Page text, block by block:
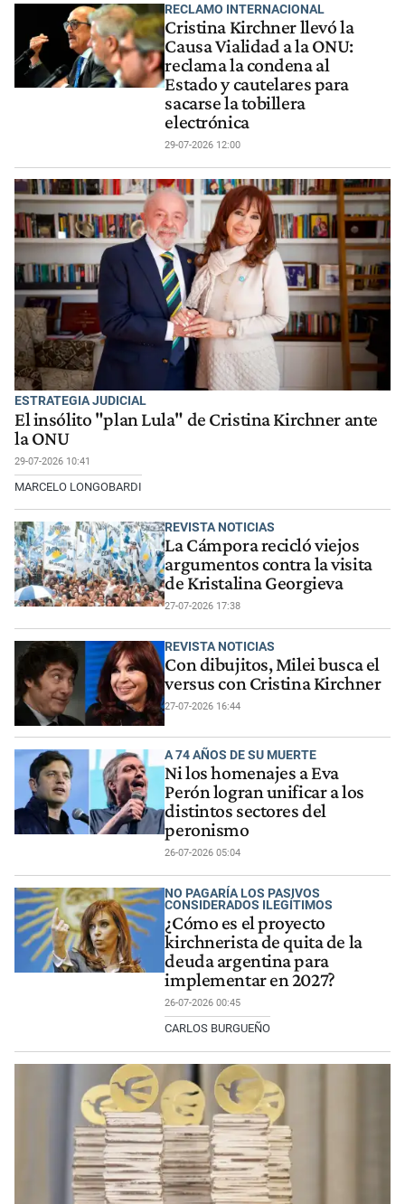
RECLAMO INTERNACIONAL
Cristina Kirchner llevó la
Causa Vialidad a la ONU:
reclama la condena al
Estado y cautelares para
sacarse la tobillera
electrónica
29-07-2026 12:00
ESTRATEGIA JUDICIAL
El insólito "plan Lula" de Cristina Kirchner ante
la ONU
29-07-2026 10:41
MARCELO LONGOBARDI
REVISTA NOTICIAS
La Cámpora recicló viejos
argumentos contra la visita
de Kristalina Georgieva
27-07-2026 17:38
REVISTA NOTICIAS
Con dibujitos, Milei busca el
versus con Cristina Kirchner
27-07-2026 16:44
A 74 AÑOS DE SU MUERTE
Ni los homenajes a Eva
Perón logran unificar a los
distintos sectores del
peronismo
26-07-2026 05:04
NO PAGARÍA LOS PASIVOS
CONSIDERADOS ILEGÍTIMOS
¿Cómo es el proyecto
kirchnerista de quita de la
deuda argentina para
implementar en 2027?
26-07-2026 00:45
CARLOS BURGUEÑO